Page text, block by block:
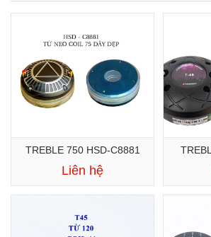
TREBLE 750 HSD-C8881
Liên hệ